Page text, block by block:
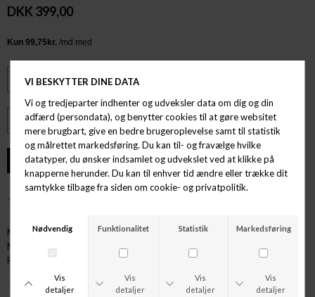
DKK 399,00
Mærke: Calvin Klein
Model: Boxer Brief 3PK
Farve: White/White